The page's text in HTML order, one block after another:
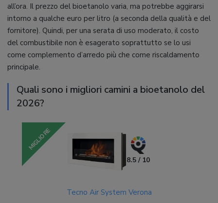
all’ora. Il prezzo del bioetanolo varia, ma potrebbe aggirarsi
intorno a qualche euro per litro (a seconda della qualità e del
fornitore). Quindi, per una serata di uso moderato, il costo
del combustibile non è esagerato soprattutto se lo usi
come complemento d’arredo più che come riscaldamento
principale.
Quali sono i migliori camini a bioetanolo del
2026?
MIGLIORE
8.5 / 10
Tecno Air System Verona